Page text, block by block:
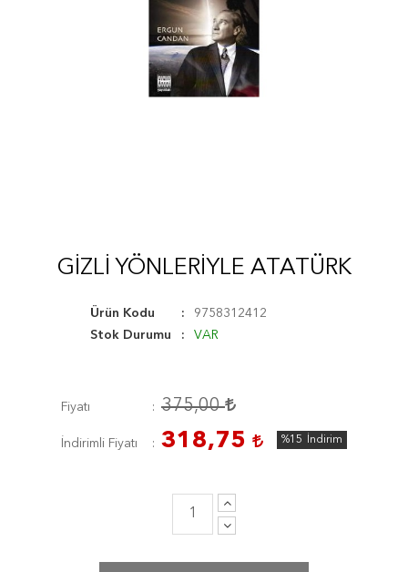
GIZLI YÖNLERIYLE ATATÜRK
Ürün Kodu
9758312412
Stok Durumu
VAR
Fiyatı 375,00
İndirimli Fiyatı 318,75 %15 İndirim